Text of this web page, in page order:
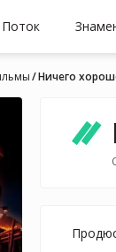
Поток
Ничего